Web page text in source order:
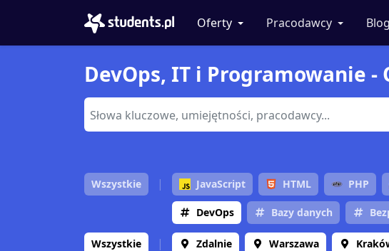
Oferty Pracodawcy Blog
DevOps, IT i Programowanie
Wszystkie JavaScript HTML PHP
DevOps Bazy danych
Wszystkie Zdalnie Warszawa